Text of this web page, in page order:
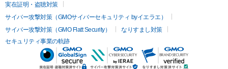
実在証明・盗聴対策
サイバー攻撃対策（GMOサイバーセキュリティ byイエラエ）
サイバー攻撃対策（GMO Flatt Security）
なりすまし対策
セキュリティ事業の軌跡